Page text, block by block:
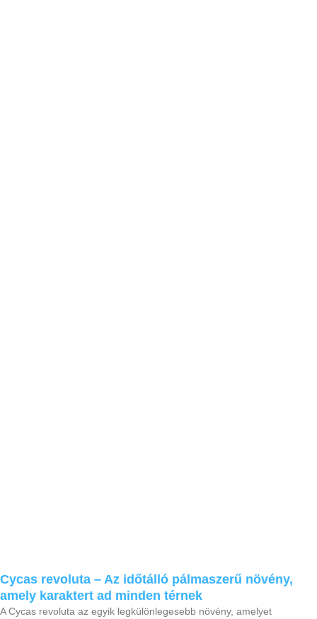
Cycas revoluta – Az időtálló pálmaszerű növény,
amely karaktert ad minden térnek
A Cycas revoluta az egyik legkülönlegesebb növény, amelyet